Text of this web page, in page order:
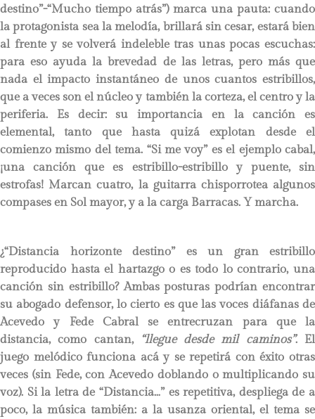
destino”-“Mucho tiempo atrás”) marca una pauta: cuando
la protagonista sea la melodía, brillará sin cesar, estará bien
al frente y se volverá indeleble tras unas pocas escuchas:
para eso ayuda la brevedad de las letras, pero más que
nada el impacto instantáneo de unos cuantos estribillos,
que a veces son el núcleo y también la corteza, el centro y la
periferia. Es decir: su importancia en la canción es
elemental, tanto que hasta quizá explotan desde el
comienzo mismo del tema. “Si me voy” es el ejemplo cabal,
¡una canción que es estribillo-estribillo y puente, sin
estrofas! Marcan cuatro, la guitarra chisporrotea algunos
compases en Sol mayor, y a la carga Barracas. Y marcha.
¿“Distancia horizonte destino” es un gran estribillo
reproducido hasta el hartazgo o es todo lo contrario, una
canción sin estribillo? Ambas posturas podrían encontrar
su abogado defensor, lo cierto es que las voces diáfanas de
Acevedo y Fede Cabral se entrecruzan para que la
distancia, como cantan, “llegue desde mil caminos”. El
juego melódico funciona acá y se repetirá con éxito otras
veces (sin Fede, con Acevedo doblando o multiplicando su
voz). Si la letra de “Distancia…” es repetitiva, despliega de a
poco, la música también: a la usanza oriental, el tema se